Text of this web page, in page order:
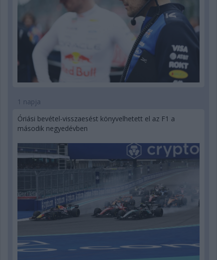
1 napja
Óriási bevétel-visszaesést könyvelhetett el az F1 a
második negyedévben